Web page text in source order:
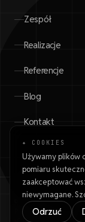
Zespół
Realizacje
Referencje
Blog
Kontakt
©2026·
PRYWATNOŚCI
✦ COOKIES
Używamy plików
pomiaru
zaakceptować
niewymagane.
Odrzuć